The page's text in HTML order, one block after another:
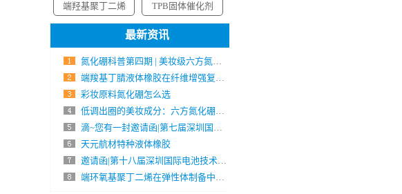
端羟基聚丁二烯 TPB固体催化剂
最新资讯
氮化硼科普第四期 | 美妆级六方氮化硼——应用、价值与行业趋势
端羧基丁腈液体橡胶在纤维增强复合材料中的应用
彩妆原料氮化硼怎么选
低调出圈的美妆成分：六方氮化硼到底是什么？
滴~您有一封邀请函|第七届深圳国际胶粘剂/导热/陶瓷展
天元航材特种液体橡胶
邀请函|第十八届深圳国际电池技术交流会／展览会
端环氧基聚丁二烯在弹性体制备中气什么作用？